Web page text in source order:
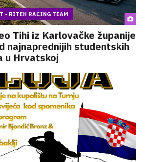
- RITEH RACING TEAM
Tihi iz Karlovačke županije
najnaprednijih studentskih
u Hrvatskoj